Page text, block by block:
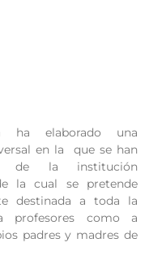
ha elaborado una
en la que se han
de la institución
la cual se pretende
destinada a toda la
profesores como a
padres y madres de